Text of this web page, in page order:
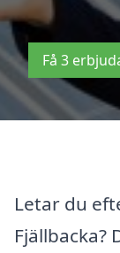
Få 3
Letar du